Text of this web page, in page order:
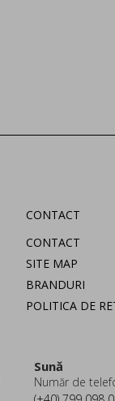
CONTACT
CONTACT
SITE MAP
BRANDURI
POLITICA DE
Sună
Număr de